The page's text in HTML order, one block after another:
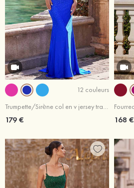
12 couleurs
Trumpette/Sirène col en v jersey traîne balayage robe de bal
179 € 168 €